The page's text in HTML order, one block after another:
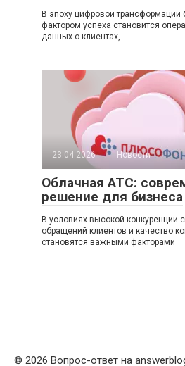
В эпоху цифровой
фактором успеха становится
данных о клиентах,
23.04.2026 Новости
Облачная АТС:
решение для бизнеса
В условиях высокой конкуренции
обращений клиентов и качество
становятся важными факторами
© 2026 Вопрос-ответ на